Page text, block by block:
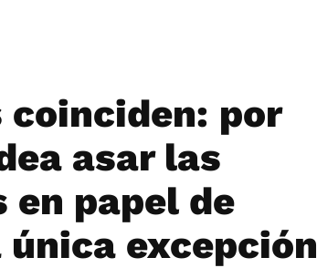
coinciden: por
asar las
papel de
excepción